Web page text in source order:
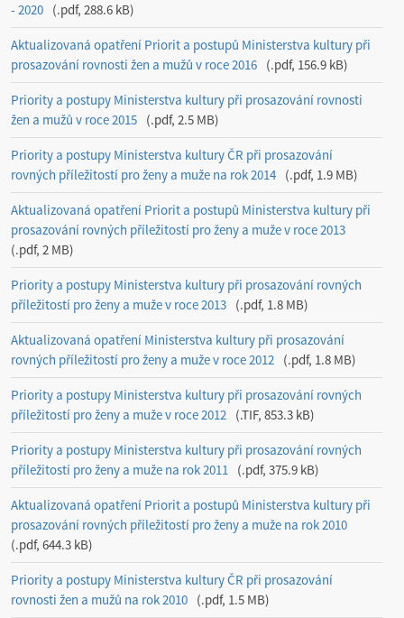
- 2020
.pdf, 288.6 kB
Aktualizovaná opatření Priorit a postupů Ministerstva kultury při
prosazování rovnosti žen a mužů v roce 2016
.pdf, 156.9 kB
Priority a postupy Ministerstva kultury při prosazování rovnosti
žen a mužů v roce 2015
.pdf, 2.5 MB
Priority a postupy Ministerstva kultury ČR při prosazování
rovných příležitostí pro ženy a muže na rok 2014
.pdf, 1.9 MB
Aktualizovaná opatření Priorit a postupů Ministerstva kultury při
prosazování rovných příležitostí pro ženy a muže v roce 2013
.pdf, 2 MB
Priority a postupy Ministerstva kultury při prosazování rovných
příležitostí pro ženy a muže v roce 2013
.pdf, 1.8 MB
Aktualizovaná opatření Ministerstva kultury při prosazování
rovných příležitostí pro ženy a muže v roce 2012
.pdf, 1.8 MB
Priority a postupy Ministerstva kultury při prosazování rovných
příležitostí pro ženy a muže v roce 2012
.TIF, 853.3 kB
Priority a postupy Ministerstva kultury při prosazování rovných
příležitostí pro ženy a muže na rok 2011
.pdf, 375.9 kB
Aktualizovaná opatření Priorit a postupů Ministerstva kultury při
prosazování rovných příležitostí pro ženy a muže na rok 2010
.pdf, 644.3 kB
Priority a postupy Ministerstva kultury ČR při prosazování
rovnosti žen a mužů na rok 2010
.pdf, 1.5 MB